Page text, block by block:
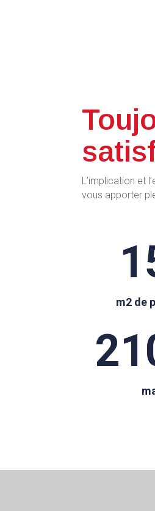
L’implication et
vous apporter
m2 de